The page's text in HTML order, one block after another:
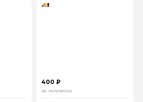
400 ₽
за человека